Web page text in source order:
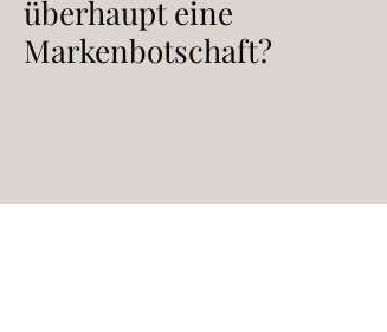
überhaupt eine
Markenbotschaft?